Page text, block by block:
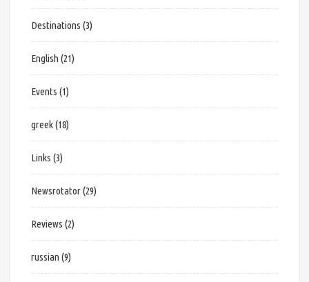
Destinations (3)
English (21)
Events (1)
greek(18)
Links (3)
Newsrotator(29)
Reviews (2)
russian (9)